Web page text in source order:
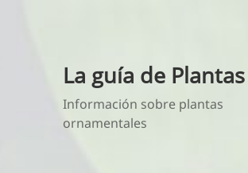
La guía de Plantas
Información sobre plantas
ornamentales